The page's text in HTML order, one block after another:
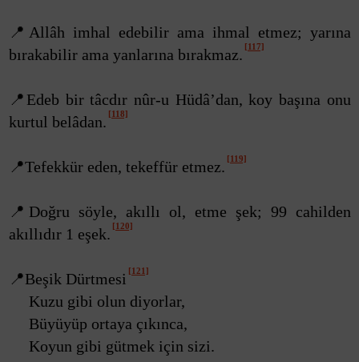
📍Allâh imhal edebilir ama ihmal etmez; yarına
bırakabilir ama yanlarına bırakmaz. [117]
📍Edeb bir tâcdır nûr-u Hüdâ’dan, koy başına onu
kurtul belâdan. [118]
📍Tefekkür eden, tekeffür etmez. [119]
📍Doğru söyle, akıllı ol, etme şek; 99 cahilden
akıllıdır 1 eşek. [120]
📍Beşik Dürtmesi [121]
Kuzu gibi olun diyorlar,
Büyüyüp ortaya çıkınca,
Koyun gibi gütmek için sizi.